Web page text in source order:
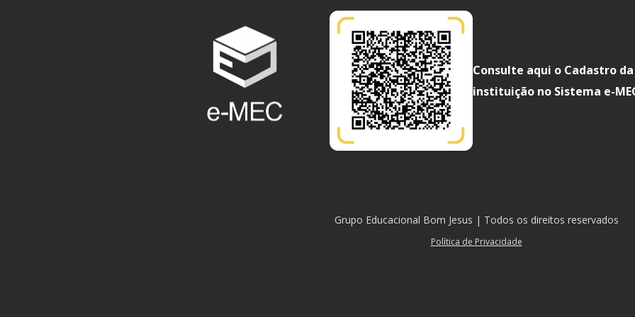
Consulte aqui o Cadastro da
instituição no Sistema e-
Grupo Educacional Bom Jesus | Todos os direitos reservados
Política de Privacidade